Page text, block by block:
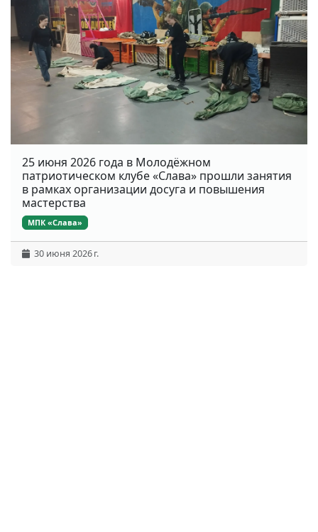
25 июня 2026 года в Молодёжном
патриотическом клубе «Слава» прошли занятия
в рамках организации досуга и повышения
мастерства
МПК «Слава»
30 июня 2026 г.